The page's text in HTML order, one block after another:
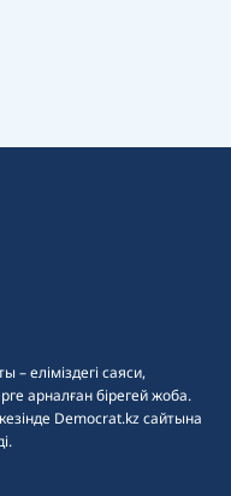
еліміздегі саяси,
арналған бірегей жоба.
Democrat.kz сайтына